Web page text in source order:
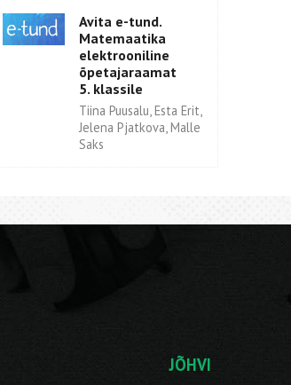
Avita e-tund.
Matemaatika
elektrooniline
õpetajaraamat
5. klassile
Tiina Puusalu, Esta Erit,
Jelena Pjatkova, Malle
Saks
JÕHVI